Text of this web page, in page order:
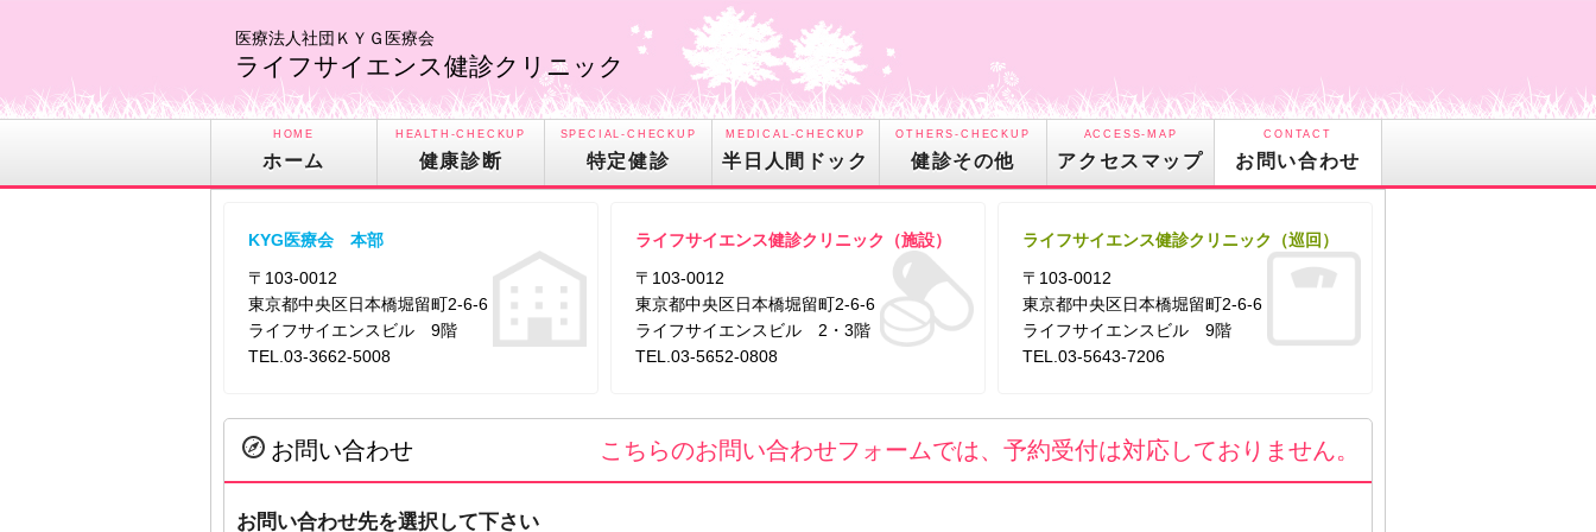
医療法人社団ＫＹＧ医療会
ライフサイエンス健診クリニック
HOME
ホーム
HEALTH-CHECKUP
健康診断
巡回
SPECIAL-CHECKUP
特定健診
MEDICAL-CHECKUP
半日人間ドック
OTHERS-CHECKUP
健診その他
ACCESS-MAP
アクセスマップ
CONTACT
お問い合わせ
KYG医療会 本部
〒103-0012
東京都中央区日本橋堀留町2-6-6
ライフサイエンスビル 9階
TEL.03-3662-5008
ライフサイエンス健診クリニック（施設）
〒103-0012
東京都中央区日本橋堀留町2-6-6
ライフサイエンスビル 2・3階
TEL.03-5652-0808
ライフサイエンス健診クリニック（巡回）
〒103-0012
東京都中央区日本橋堀留町2-6-6
ライフサイエンスビル 9階
TEL.03-5643-7206
お問い合わせ こちらのお問い合わせフォームでは、予約受付は対応しておりません。
お問い合わせ先を選択して下さい